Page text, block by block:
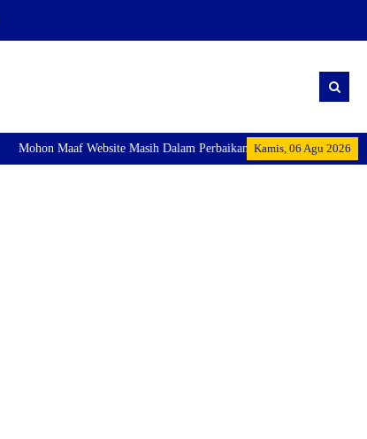
Kamis, 06 Agu 2026
Mohon Maaf Website Masih Dalam Perbaikan